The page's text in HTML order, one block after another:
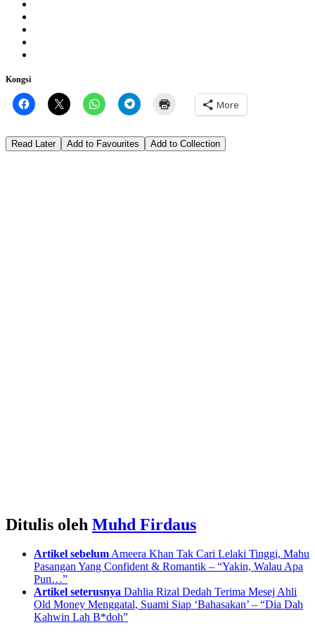
Kongsi
More
Read Later Add to Favourites Add to Collection
Ditulis oleh Muhd Firdaus
Artikel sebelumAmeera Khan Tak Cari Lelaki Tinggi, Mahu
Pasangan Yang Confident & Romantik – “Yakin, Walau Apa
Pun…”
Artikel seterusnya Dahlia Rizal Dedah Terima Mesej Ahli
Old Money Menggatal, Suami Siap ‘Bahasakan’ – “Dia Dah
Kahwin Lah B*doh”